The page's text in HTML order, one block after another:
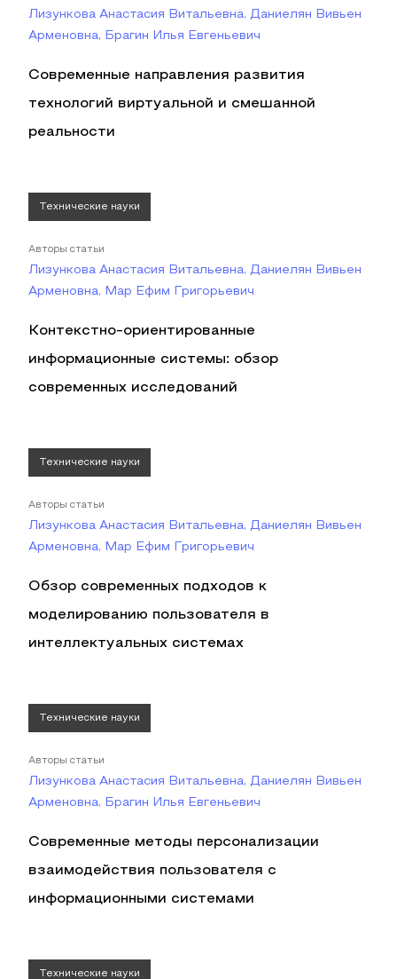
Лизункова Анастасия Витальевна, Даниелян Вивьен
Арменовна, Брагин Илья Евгеньевич
Современные направления развития
технологий виртуальной и смешанной
реальности
Технические науки
Авторы статьи
Лизункова Анастасия Витальевна, Даниелян Вивьен
Арменовна, Мар Ефим Григорьевич
Контекстно-ориентированные
информационные системы: обзор
современных исследований
Технические науки
Авторы статьи
Лизункова Анастасия Витальевна, Даниелян Вивьен
Арменовна, Мар Ефим Григорьевич
Обзор современных подходов к
моделированию пользователя в
интеллектуальных системах
Технические науки
Авторы статьи
Лизункова Анастасия Витальевна, Даниелян Вивьен
Арменовна, Брагин Илья Евгеньевич
Современные методы персонализации
взаимодействия пользователя с
информационными системами
Технические науки